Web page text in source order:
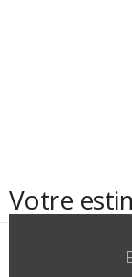
Votre